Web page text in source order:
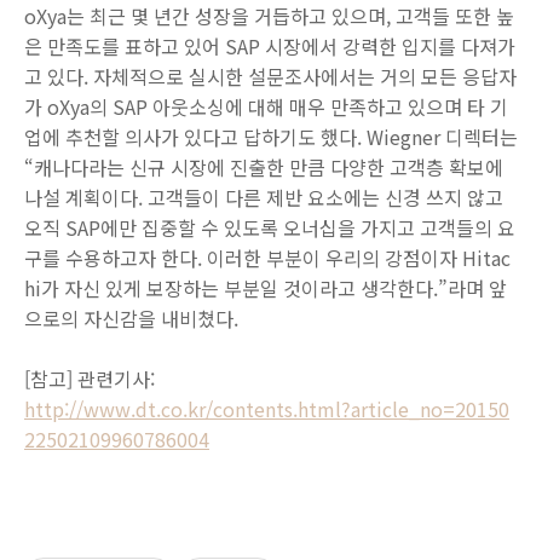
oXya는 최근 몇 년간 성장을 거듭하고 있으며, 고객들 또한 높
은 만족도를 표하고 있어 SAP 시장에서 강력한 입지를 다져가
고 있다. 자체적으로 실시한 설문조사에서는 거의 모든 응답자
가 oXya의 SAP 아웃소싱에 대해 매우 만족하고 있으며 타 기
업에 추천할 의사가 있다고 답하기도 했다. Wiegner 디렉터는
“캐나다라는 신규 시장에 진출한 만큼 다양한 고객층 확보에
나설 계획이다. 고객들이 다른 제반 요소에는 신경 쓰지 않고
오직 SAP에만 집중할 수 있도록 오너십을 가지고 고객들의 요
구를 수용하고자 한다. 이러한 부분이 우리의 강점이자 Hitac
hi가 자신 있게 보장하는 부분일 것이라고 생각한다.”라며 앞
으로의 자신감을 내비쳤다.
[참고] 관련기사:
http://www.dt.co.kr/contents.html?article_no=20150
22502109960786004